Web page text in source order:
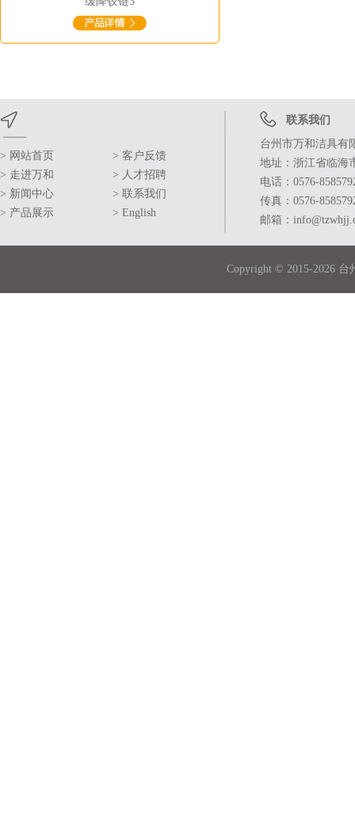
> 网站首页
> 走进万和
> 新闻中心
> 产品展示
> 客户反馈
> 人才招聘
> 联系我们
> English
联系我们
台州市万和洁具有
地址：浙江省临海
电话：0576-
传真：0576-
邮箱：
Copyright © 2015-2026